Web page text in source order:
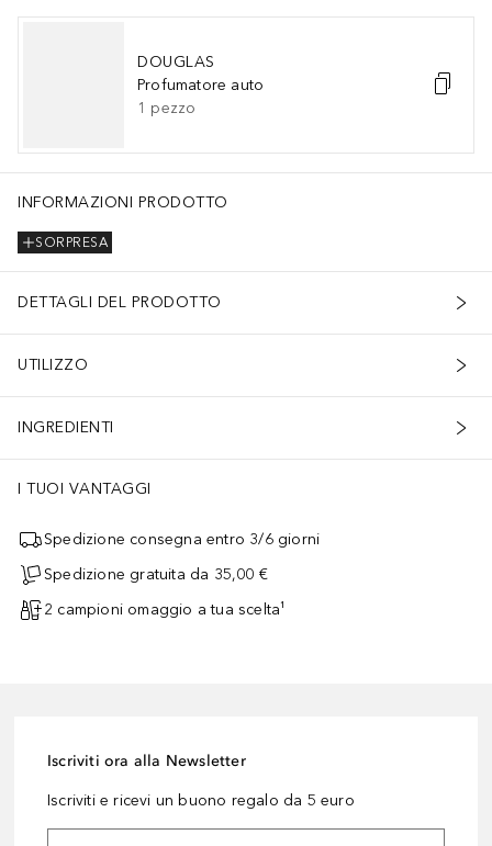
DOUGLAS
Profumatore auto
1 pezzo
INFORMAZIONI PRODOTTO
SORPRESA
DETTAGLI DEL PRODOTTO
UTILIZZO
INGREDIENTI
I TUOI VANTAGGI
Spedizione consegna entro 3/6 giorni
Spedizione gratuita da 35,00 €
2 campioni omaggio a tua scelta¹
Iscriviti ora alla Newsletter
Iscriviti e ricevi un buono regalo da 5 euro